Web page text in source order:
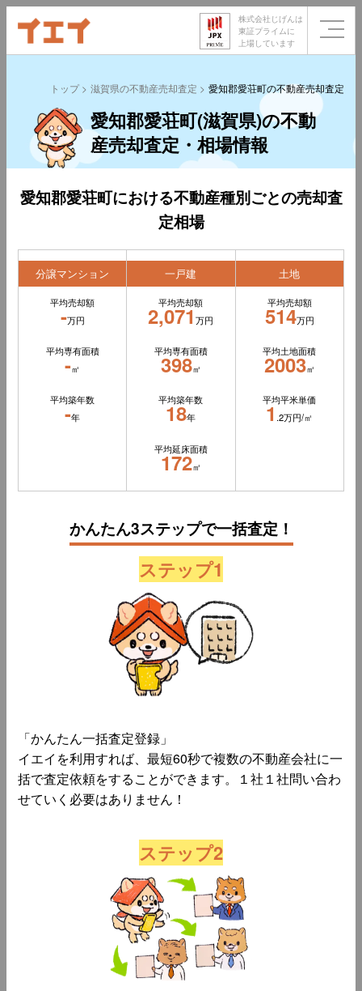
株式会社じげんは
東証プライムに
上場しています
トップ 滋賀県の不動産売却査定 愛知郡愛荘町の不動産売却査定
愛知郡愛荘町(滋賀県)の不動
産売却査定・相場情報
愛知郡愛荘町における不動産種別ごとの売却査
定相場
分譲マンション
平均売却額
-万円
平均専有面積
-㎡
平均築年数
-年
一戸建
平均売却額
2,071万円
平均専有面積
398㎡
平均築年数
18年
平均延床面積
172㎡
土地
平均売却額
514万円
平均土地面積
2003㎡
平均平米単価
1 .2万円/㎡
かんたん3ステップで一括査定！
ステップ1
「かんたん一括査定登録」
イエイを利用すれば、最短60秒で複数の不動産会社に一
括で査定依頼をすることができます。１社１社問い合わ
せていく必要はありません！
ステップ2